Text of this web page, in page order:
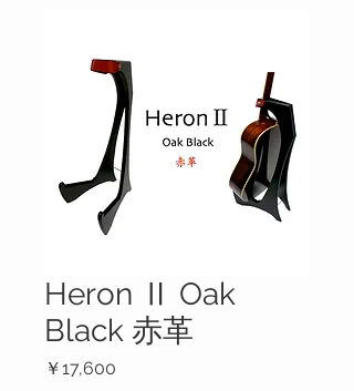
Heron Ⅱ Oak
Black 赤革
￥17,600